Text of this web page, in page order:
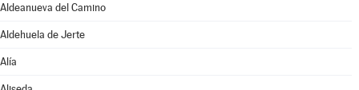
Aldeanueva del Camino
Aldehuela de Jerte
Alía